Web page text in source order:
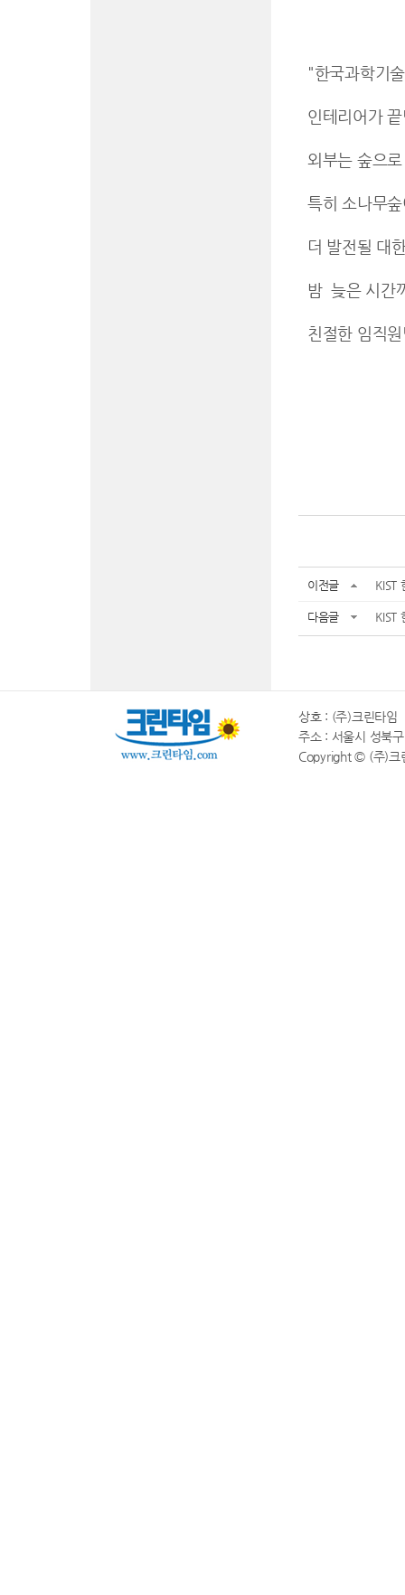
"한국과학기
인테리어가
외부는 숲으
특히 소나무
더 발전될 대
밤 늦은 시간
친절한 임직
이전글 KIST
다음글 KIST
상호 : (주)크린타
주소 : 서울시 성북
Copyright © (주)크